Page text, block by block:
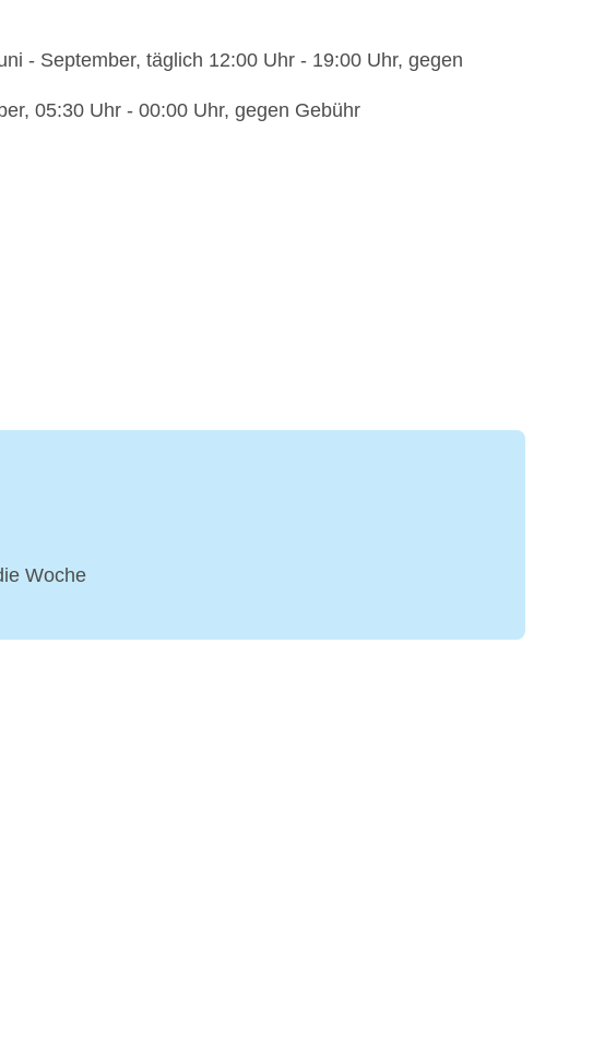
- September, täglich 12:00 Uhr - 19:00 Uhr, gegen
05:30 Uhr - 00:00 Uhr, gegen Gebühr
Woche